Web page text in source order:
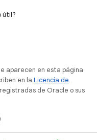
útil?
aparecen en esta página
en la Licencia de
de Oracle o sus